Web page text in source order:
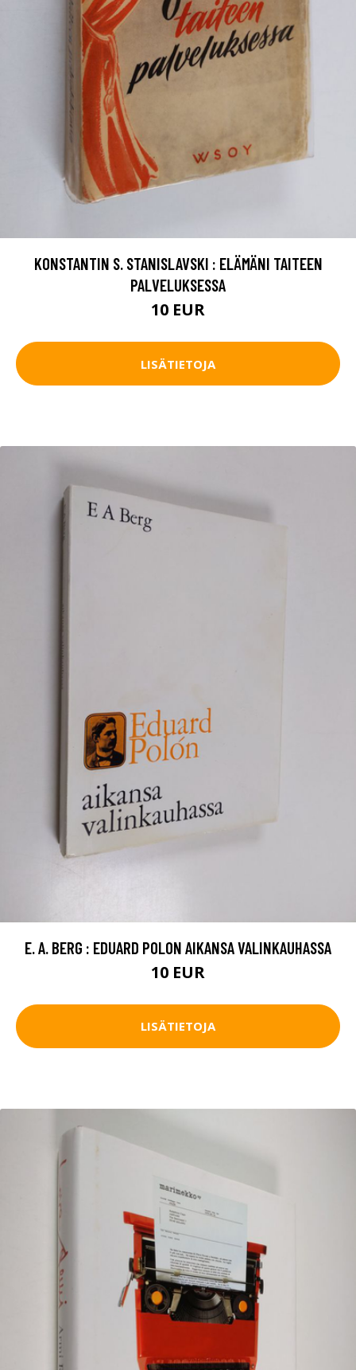
KONSTANTIN S. STANISLAVSKI : ELÄMÄNI TAITEEN
PALVELUKSESSA
10 EUR
LISÄTIETOJA
E. A. BERG : EDUARD POLON AIKANSA VALINKAUHASSA
10 EUR
LISÄTIETOJA